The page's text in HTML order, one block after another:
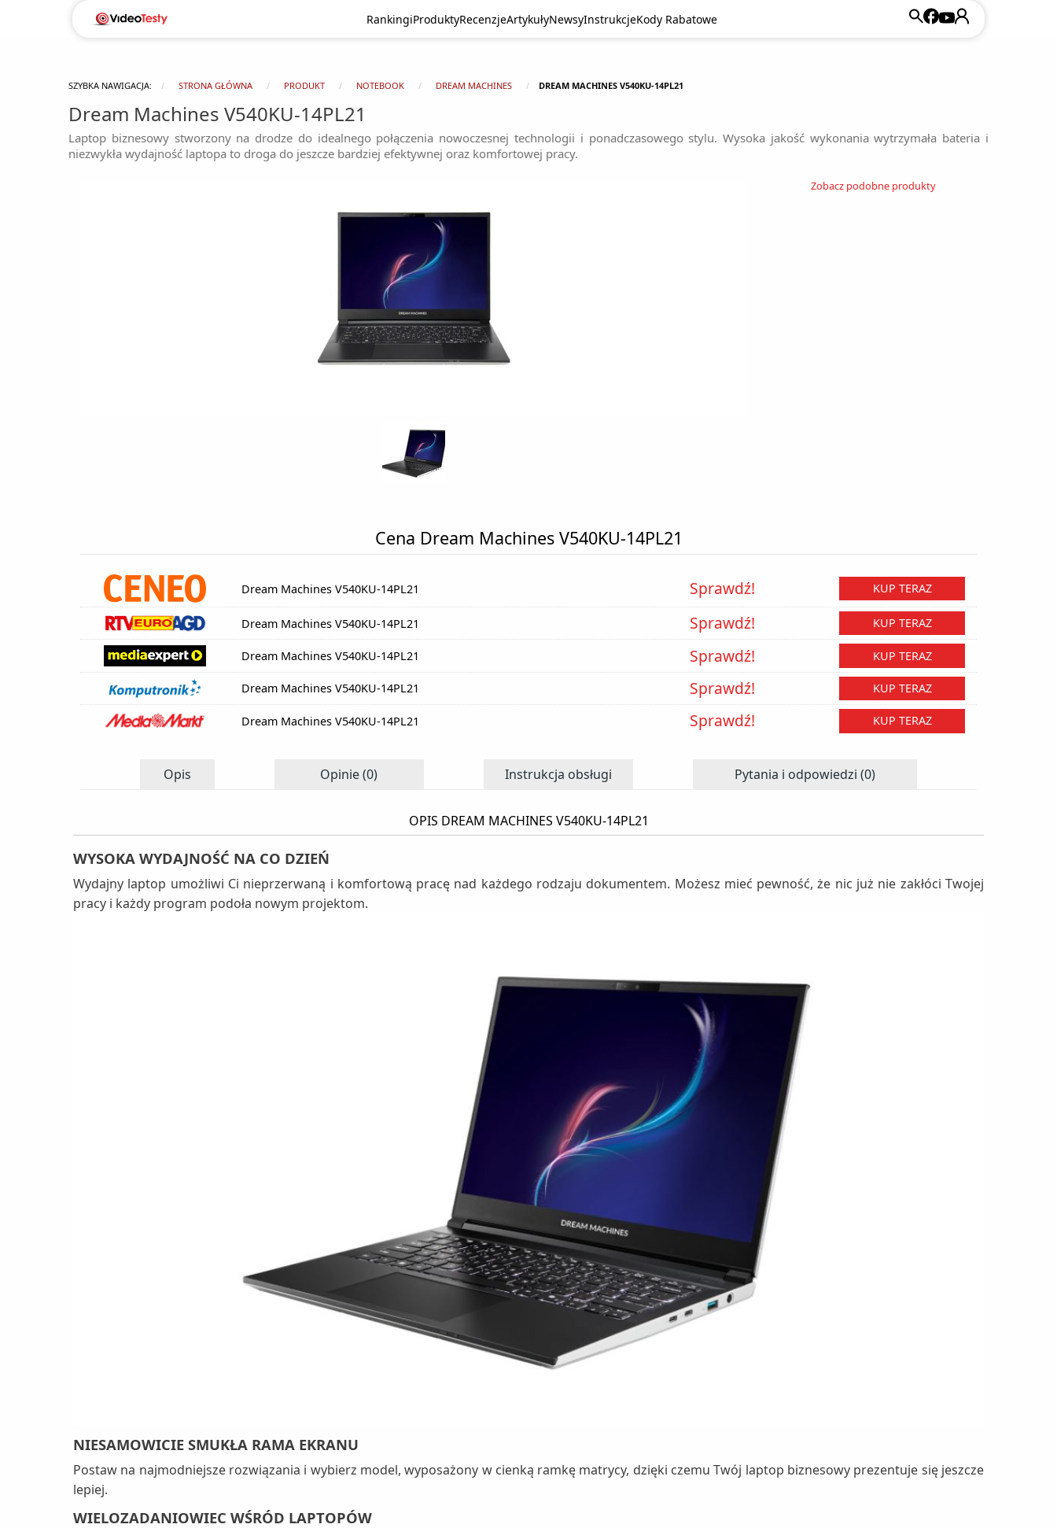
RankingiProduktyRecenzjeArtykułyNewsyInstrukcjeKody Rabatowe
SZYBKA NAWIGACJA: STRONA GŁÓWNA PRODUKT NOTEBOOK DREAM MACHINES DREAM MACHINES V540KU-14PL21
Dream Machines V540KU-14PL21
Laptop biznesowy stworzony na drodze do idealnego połączenia nowoczesnej technologii i ponadczasowego stylu. Wysoka jakość wykonania wytrzymała bateria i
niezwykła wydajność laptopa to droga do jeszcze bardziej efektywnej oraz komfortowej pracy.
Zobacz podobne produkty
Cena Dream Machines V540KU-14PL21
Dream Machines V540KU-14PL21 Sprawdź! KUP TERAZ
Dream Machines V540KU-14PL21 Sprawdź! KUP TERAZ
Dream Machines V540KU-14PL21 Sprawdź! KUP TERAZ
Dream Machines V540KU-14PL21 Sprawdź! KUP TERAZ
Dream Machines V540KU-14PL21 Sprawdź! KUP TERAZ
Opis Opinie (0) Instrukcja obsługi Pytania i odpowiedzi (0)
OPIS DREAM MACHINES V540KU-14PL21
WYSOKA WYDAJNOŚĆ NA CO DZIEŃ
Wydajny laptop umożliwi Ci nieprzerwaną i komfortową pracę nad każdego rodzaju dokumentem. Możesz mieć pewność, że nic już nie zakłóci Twojej
pracy i każdy program podoła nowym projektom.
NIESAMOWICIE SMUKŁA RAMA EKRANU
Postaw na najmodniejsze rozwiązania i wybierz model, wyposażony w cienką ramkę matrycy, dzięki czemu Twój laptop biznesowy prezentuje się jeszcze
lepiej.
WIELOZADANIOWIEC WŚRÓD LAPTOPÓW